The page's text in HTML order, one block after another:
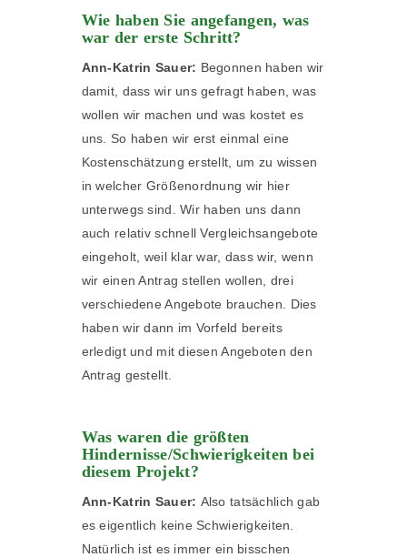
Wie haben Sie angefangen, was
war der erste Schritt?
Ann-Katrin Sauer: Begonnen haben wir
damit, dass wir uns gefragt haben, was
wollen wir machen und was kostet es
uns. So haben wir erst einmal eine
Kostenschätzung erstellt, um zu wissen
in welcher Größenordnung wir hier
unterwegs sind. Wir haben uns dann
auch relativ schnell Vergleichsangebote
eingeholt, weil klar war, dass wir, wenn
wir einen Antrag stellen wollen, drei
verschiedene Angebote brauchen. Dies
haben wir dann im Vorfeld bereits
erledigt und mit diesen Angeboten den
Antrag gestellt.
Was waren die größten
Hindernisse/Schwierigkeiten bei
diesem Projekt?
Ann-Katrin Sauer: Also tatsächlich gab
es eigentlich keine Schwierigkeiten.
Natürlich ist es immer ein bisschen